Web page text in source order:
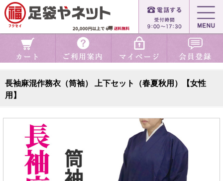
長袖麻混作務衣（筒袖） 上下セット（春夏秋用）【女性
用】